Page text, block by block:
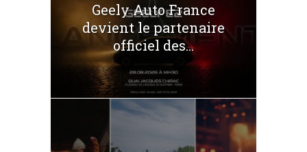
Geely Auto France
devient le partenaire
officiel des...